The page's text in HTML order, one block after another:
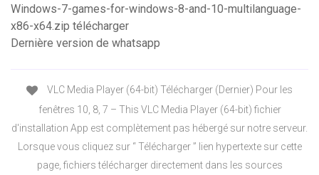
Windows-7-games-for-windows-8-and-10-multilanguage-
x86-x64.zip télécharger
Dernière version de whatsapp
VLC Media Player (64-bit) Télécharger (Dernier) Pour les
fenêtres 10, 8, 7 – This VLC Media Player (64-bit) fichier
d'installation App est complètement pas hébergé sur notre serveur.
Lorsque vous cliquez sur “ Télécharger ” lien hypertexte sur cette
page, fichiers télécharger directement dans les sources